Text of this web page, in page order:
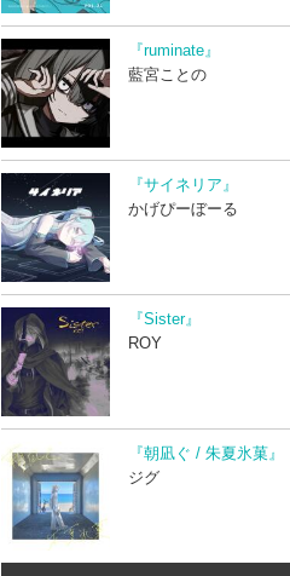
『ruminate』
藍宮ことの
『サイネリア』
かげぴーぼーる
『Sister』
ROY
『朝凪ぐ / 朱夏氷菓』
ジグ